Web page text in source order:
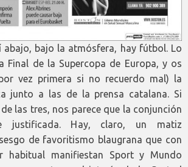
bajo la atmósfera, hay fútbol. Lo
Final de la Supercopa de Europa, y os
vez primera si no recuerdo mal) la
junto a las de la prensa catalana. Si
las tres, nos parece que la conjunción
justificada. Hay, claro, un matiz
de favoritismo blaugrana que con
habitual manifiestan Sport y Mundo